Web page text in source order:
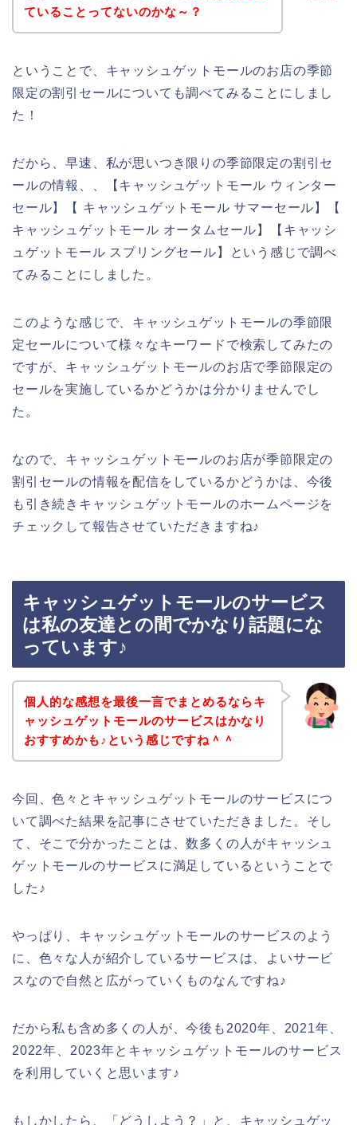
ていることってないのかな～？
ということで、キャッシュゲットモールのお店の季節
限定の割引セールについても調べてみることにしまし
た！
だから、早速、私が思いつき限りの季節限定の割引セ
ールの情報、、【キャッシュゲットモール ウィンター
セール】【 キャッシュゲットモール サマーセール】【
キャッシュゲットモール オータムセール】【キャッシ
ュゲットモール スプリングセール】という感じで調べ
てみることにしました。
このような感じで、キャッシュゲットモールの季節限
定セールについて様々なキーワードで検索してみたの
ですが、キャッシュゲットモールのお店で季節限定の
セールを実施しているかどうかは分かりませんでし
た。
なので、キャッシュゲットモールのお店が季節限定の
割引セールの情報を配信をしているかどうかは、今後
も引き続きキャッシュゲットモールのホームページを
チェックして報告させていただきますね♪
キャッシュゲットモールのサービス
は私の友達との間でかなり話題にな
っています♪
個人的な感想を最後一言でまとめるならキ
ャッシュゲットモールのサービスはかなり
おすすめかも♪という感じですね＾＾
今回、色々とキャッシュゲットモールのサービスにつ
いて調べた結果を記事にさせていただきました。そし
て、そこで分かったことは、数多くの人がキャッシュ
ゲットモールのサービスに満足しているということで
した♪
やっぱり、キャッシュゲットモールのサービスのよう
に、色々な人が紹介しているサービスは、よいサービ
スなので自然と広がっていくものなんですね♪
だから私も含め多くの人が、今後も2020年、2021年、
2022年、2023年とキャッシュゲットモールのサービス
を利用していくと思います♪
もしかしたら、「どうしよう？」と、キャッシュゲッ